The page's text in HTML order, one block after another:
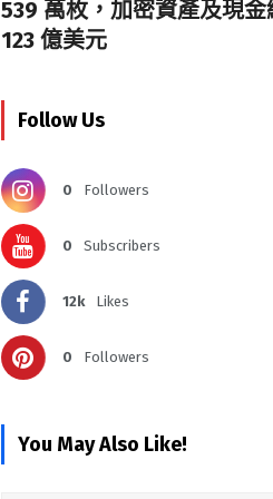
539 萬枚，加密資產及現
123 億美元
Follow Us
0 Followers
0 Subscribers
12k Likes
0 Followers
You May Also Like!